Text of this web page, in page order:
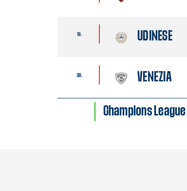
19. UDINESE
20. VENEZIA
Champions League